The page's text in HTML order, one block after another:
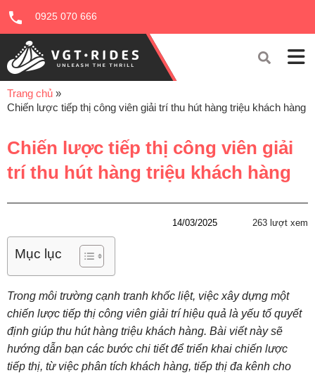
0925 070 666
Trang chủ »
Chiến lược tiếp thị công viên giải trí thu hút hàng triệu khách hàng
Chiến lược tiếp thị công viên giải
trí thu hút hàng triệu khách hàng
263 lượt xem
14/03/2025
Mục lục
Trong môi trường cạnh tranh khốc liệt, việc xây dựng một
chiến lược tiếp thị công viên giải trí hiệu quả là yếu tố quyết
định giúp thu hút hàng triệu khách hàng. Bài viết này sẽ
hướng dẫn bạn các bước chi tiết để triển khai chiến lược
tiếp thị, từ việc phân tích khách hàng, tiếp thị đa kênh cho